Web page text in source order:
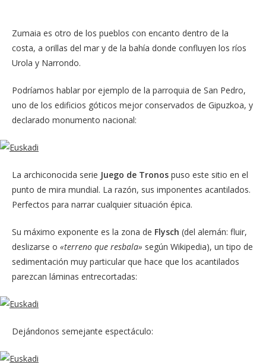
Zumaia es otro de los pueblos con encanto dentro de la
costa, a orillas del mar y de la bahía donde confluyen los ríos
Urola y Narrondo.
Podríamos hablar por ejemplo de la parroquia de San Pedro,
uno de los edificios góticos mejor conservados de Gipuzkoa, y
declarado monumento nacional:
La archiconocida serie Juego de Tronos puso este sitio en el
punto de mira mundial. La razón, sus imponentes acantilados.
Perfectos para narrar cualquier situación épica.
Su máximo exponente es la zona de Flysch (del alemán: fluir,
deslizarse o «terreno que resbala» según Wikipedia), un tipo de
sedimentación muy particular que hace que los acantilados
parezcan láminas entrecortadas:
Dejándonos semejante espectáculo: